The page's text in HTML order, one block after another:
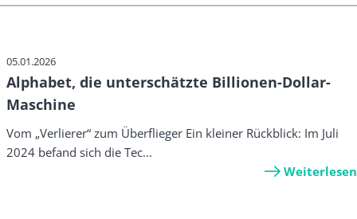
05.01.2026
Alphabet, die unterschätzte Billionen-Dollar-
Maschine
Vom „Verlierer“ zum Überflieger Ein kleiner Rückblick: Im Juli
2024 befand sich die Tec...
Weiterlesen